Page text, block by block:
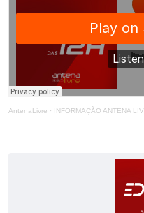
AntenaLivre · INFORMAÇÃO ANTENA